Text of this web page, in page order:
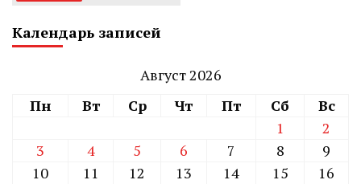
Календарь записей
Август 2026
Пн
Вт Ср Чт Пт Сб
Вс
1
2
3
4 5 6 7 8
9
10
11 12 13 14 15
16